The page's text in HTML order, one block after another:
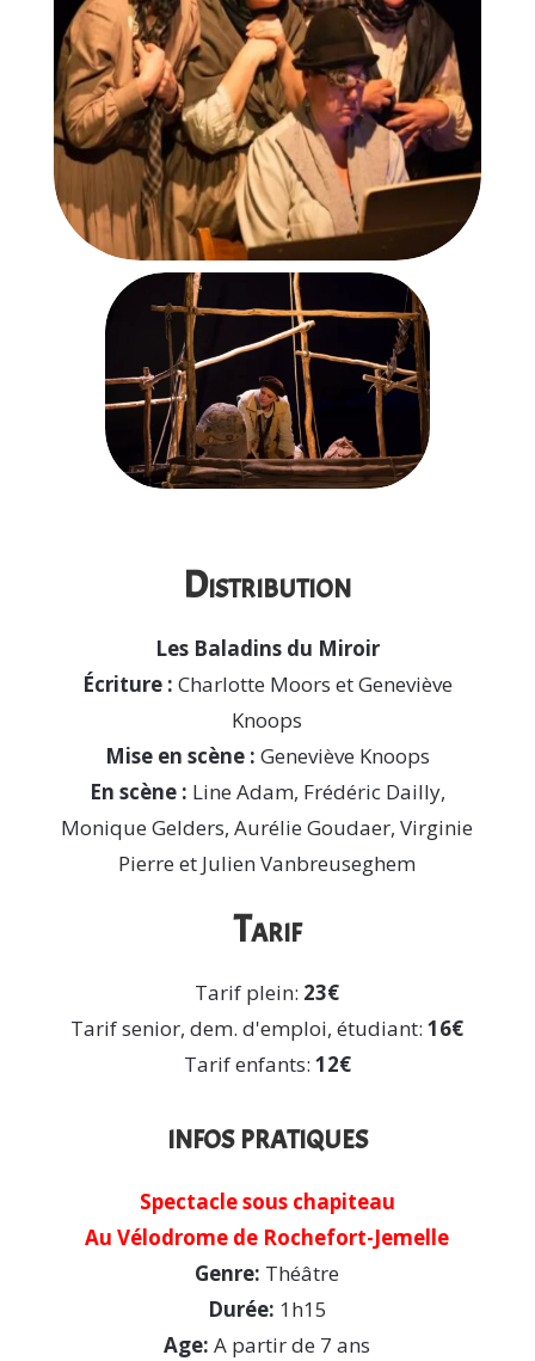
Distribution
Les Baladins du Miroir
Écriture : Charlotte Moors et Geneviève
Knoops
Mise en scène : Geneviève Knoops
En scène : Line Adam, Frédéric Dailly,
Monique Gelders, Aurélie Goudaer, Virginie
Pierre et Julien Vanbreuseghem
Tarif
Tarif plein: 23€
Tarif senior, dem. d'emploi, étudiant:16€
Tarif enfants: 12€
infos pratiques
Spectacle sous chapiteau
Au Vélodrome de Rochefort-Jemelle
Genre: Théâtre
Durée: 1h15
Age: A partir de 7 ans